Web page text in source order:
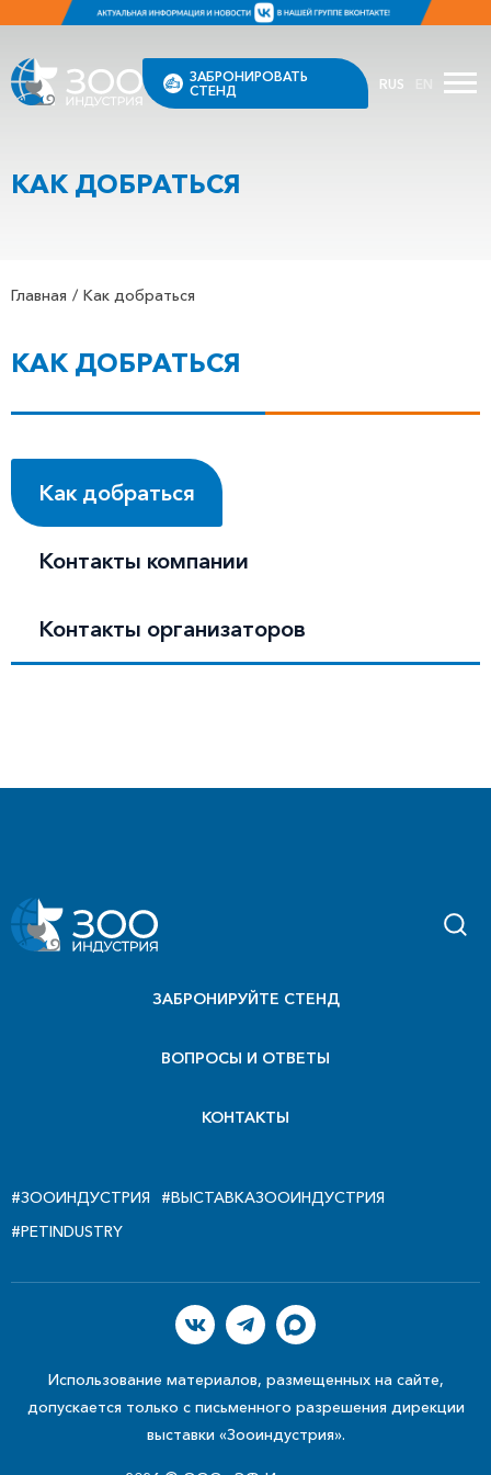
ЗАБРОНИРОВАТЬ
СТЕНД
RUS
КАК ДОБРАТЬСЯ
Главная Как добраться
КАК ДОБРАТЬСЯ
Как добраться
Контакты компании
Контакты организаторов
ЗАБРОНИРУЙТЕ СТЕНД
ВОПРОСЫ И ОТВЕТЫ
КОНТАКТЫ
#ЗООИНДУСТРИЯ
#ВЫСТАВКАЗООИНДУСТРИЯ
#PETINDUSTRY
Использование материалов, размещенных на сайте,
допускается только с письменного разрешения дирекции
выставки «Зооиндустрия».